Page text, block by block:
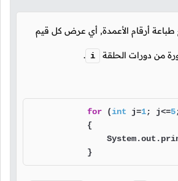
طباعة أرقام الأعمدة, أي عرض كل قيم
من دورات الحلقة i
.
for (int j=1; j<=5
            {
            }